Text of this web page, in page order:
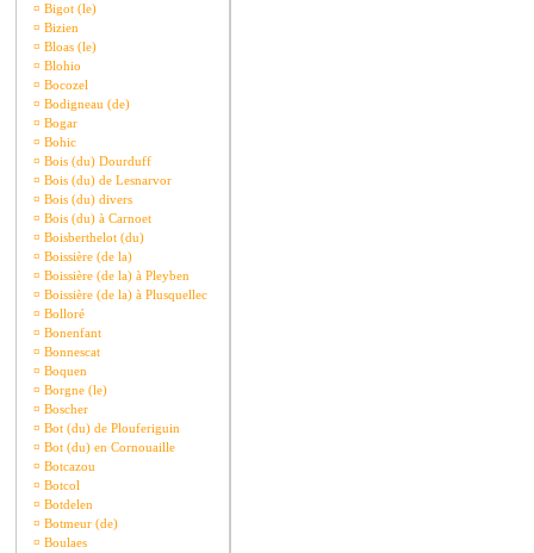
¤ Bigot (le)
¤ Bizien
¤ Bloas (le)
¤ Blohio
¤ Bocozel
¤ Bodigneau (de)
¤ Bogar
¤ Bohic
¤ Bois (du) Dourduff
¤ Bois (du) de Lesnarvor
¤ Bois (du) divers
¤ Bois (du) à Carnoet
¤ Boisberthelot (du)
¤ Boissière (de la)
¤ Boissière (de la) à Pleyben
¤ Boissière (de la) à Plusquellec
¤ Bolloré
¤ Bonenfant
¤ Bonnescat
¤ Boquen
¤ Borgne (le)
¤ Boscher
¤ Bot (du) de Plouferiguin
¤ Bot (du) en Cornouaille
¤ Botcazou
¤ Botcol
¤ Botdelen
¤ Botmeur (de)
¤ Boulaes